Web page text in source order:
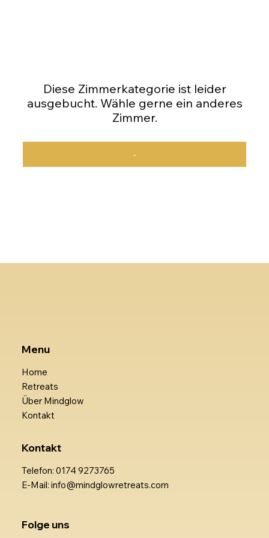
Diese Zimmerkategorie ist leider
ausgebucht. Wähle gerne ein anderes
Zimmer.
-
Menu
Home
Retreats
Über Mindglow
Kontakt
Kontakt
Telefon: 0174 9273765
E-Mail: info@mindglowretreats.com
Folge uns